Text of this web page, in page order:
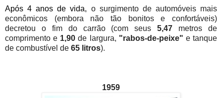
Após 4 anos de vida, o surgimento de automóveis mais
econômicos (embora não tão bonitos e confortáveis)
decretou o fim do carrão (com seus5,47 metros de
comprimento e 1,90 de largura, "rabos-de-peixe" e tanque
de combustível de 65 litros).
1959